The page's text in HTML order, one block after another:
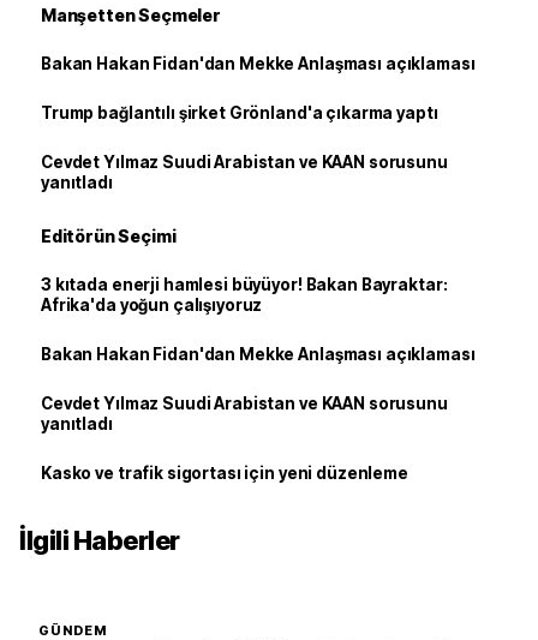
Manşetten Seçmeler
Bakan Hakan Fidan'dan Mekke Anlaşması açıklaması
Trump bağlantılı şirket Grönland'a çıkarma yaptı
Cevdet Yılmaz Suudi Arabistan ve KAAN sorusunu
yanıtladı
Editörün Seçimi
3 kıtada enerji hamlesi büyüyor! Bakan Bayraktar:
Afrika'da yoğun çalışıyoruz
Bakan Hakan Fidan'dan Mekke Anlaşması açıklaması
Cevdet Yılmaz Suudi Arabistan ve KAAN sorusunu
yanıtladı
Kasko ve trafik sigortası için yeni düzenleme
İlgili Haberler
GÜNDEM